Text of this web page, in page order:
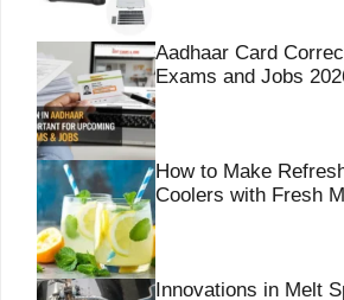
Aadhaar Card
Exams and Jobs
How to Make
Coolers with Fresh
Innovations in Melt